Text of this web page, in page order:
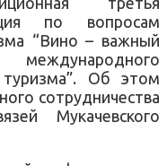
по вопросам
“Вино – важный
международного
туризма”. Об этом
сотрудничества
Мукачевского